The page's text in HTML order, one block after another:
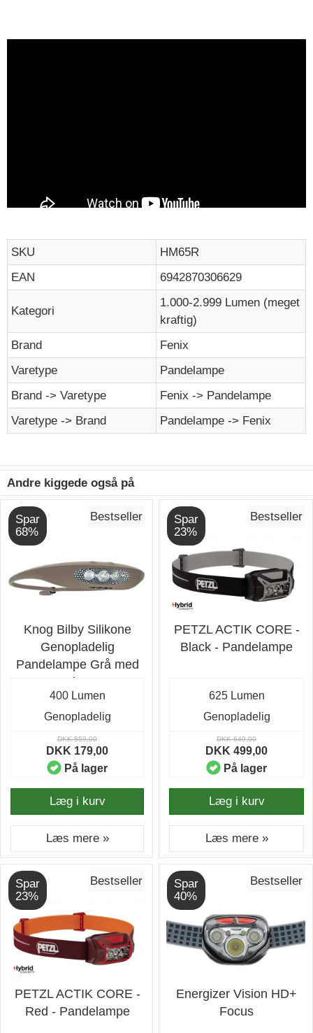
SKU
HM65R
EAN
6942870306629
Kategori
1.000-2.999 Lumen (meget
kraftig)
Brand
Fenix
Varetype
Pandelampe
Brand -> Varetype
Fenix -> Pandelampe
Varetype -> Brand
Pandelampe -> Fenix
Andre kiggede også på
Spar
68%
Bestseller
Knog Bilby Silikone
Genopladelig
Pandelampe Grå med
400 lumen
400 Lumen
Genopladelig
DKK 559,00
DKK 179,00
På lager
Læg i kurv
Læs mere »
Spar
23%
Bestseller
PETZL ACTIK CORE -
Black - Pandelampe
625 Lumen
Genopladelig
DKK 649,00
DKK 499,00
På lager
Læg i kurv
Læs mere »
Spar
23%
Bestseller
PETZL ACTIK CORE -
Red - Pandelampe
Spar
40%
Bestseller
Energizer Vision HD+
Focus